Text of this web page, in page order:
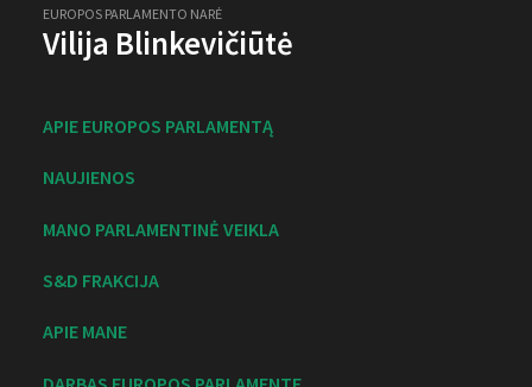
EUROPOS PARLAMENTO NARĖ
Vilija Blinkevičiūtė
APIE EUROPOS PARLAMENTĄ
NAUJIENOS
MANO PARLAMENTINĖ VEIKLA
S&D FRAKCIJA
APIE MANE